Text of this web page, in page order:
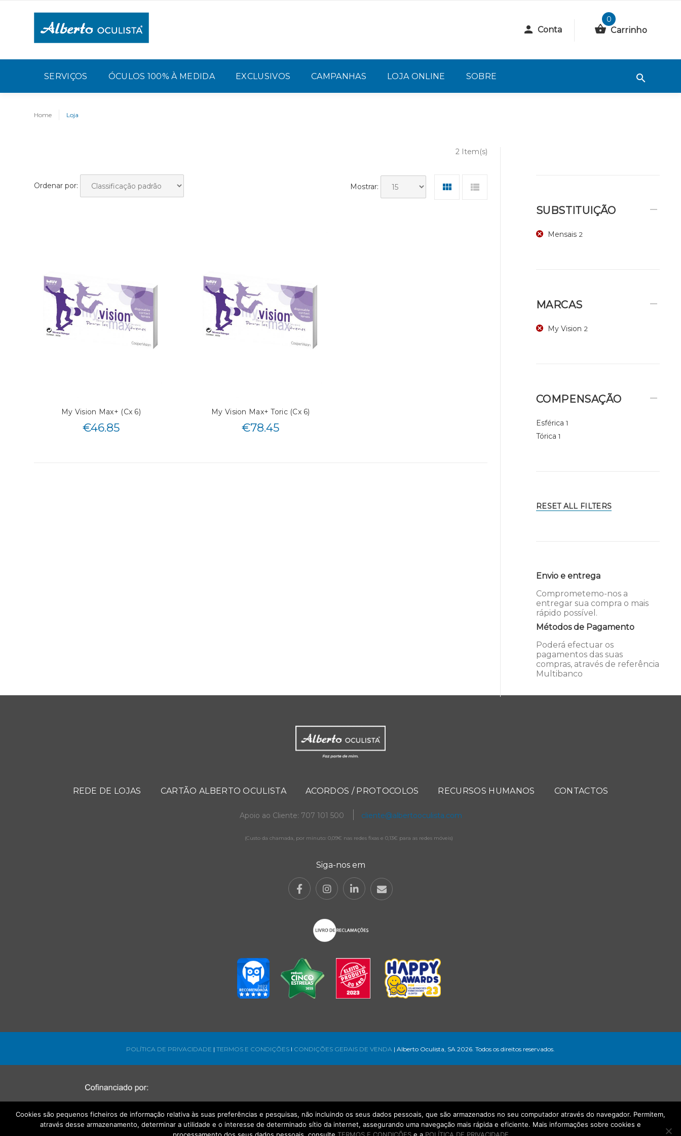
Conta
0
Carrinho
SERVIÇOS ÓCULOS 100% À MEDIDA EXCLUSIVOS CAMPANHAS LOJA ONLINE SOBRE
Home Loja
2 Item(s)
Ordenar por: Mostrar:
My Vision Max+ (Cx 6)
€46.85
My Vision Max+ Toric (Cx 6)
€78.45
SUBSTITUIÇÃO
Mensais 2
MARCAS
My Vision 2
COMPENSAÇÃO
Esférica 1
Tórica 1
RESET ALL FILTERS
Envio e entrega
Comprometemo-nos a
entregar sua compra o mais
rápido possível.
Métodos de Pagamento
Poderá efectuar os
pagamentos das suas
compras, através de referência
Multibanco
REDE DE LOJAS CARTÃO ALBERTO OCULISTA ACORDOS / PROTOCOLOS RECURSOS HUMANOS CONTACTOS
Apoio ao Cliente: 707 101 500 cliente@albertooculista.com
(Custo da chamada, por minuto: 0,09€ nas redes fixas e 0,13€ para as redes móveis)
Siga-nos em
POLÍTICA DE PRIVACIDADE | TERMOS E CONDIÇÕES l CONDIÇÕES GERAIS DE VENDA | Alberto Oculista, SA 2026. Todos os direitos reservados.
Cookies são pequenos ficheiros de informação relativa às suas preferências e pesquisas, não incluindo os seus dados pessoais, que são armazenados no seu computador através do navegador. Permitem,
através desse armazenamento, determinar a utilidade e o interesse de determinado sítio da internet, assegurando uma navegação mais rápida e eficiente. Mais informações sobre cookies e